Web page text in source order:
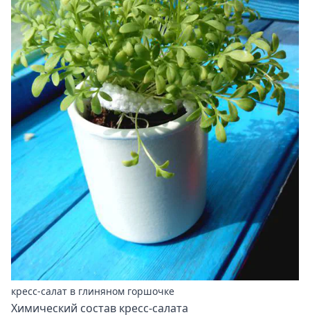
кресс-салат в глиняном горшочке
Химический состав кресс-салата